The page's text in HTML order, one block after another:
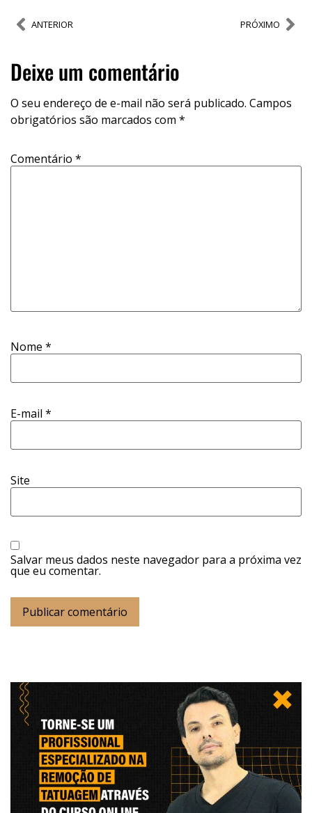
ANTERIOR PRÓXIMO
Deixe um comentário
O seu endereço de e-mail não será publicado. Campos
obrigatórios são marcados com *
Comentário *
Nome *
E-mail *
Site
Salvar meus dados neste navegador para a próxima vez
que eu comentar.